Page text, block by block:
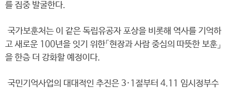
를 집중 발굴한다.
국가보훈처는 이 같은 독립유공자 포상을 비롯해 역사를 기억하
고 새로운 100년을 잇기 위한「현장과 사람 중심의 따뜻한 보훈」
을 한층 더 강화할 예정이다.
국민기억사업의 대대적인 추진은 3·1절부터 4.11 임시정부수